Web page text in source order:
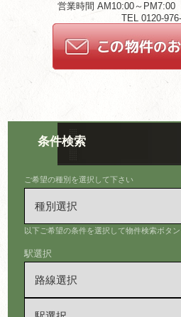
条件検索
ご希望の種別を選択して下さい
以下ご希望の条件を選択して物件検索ボタ
駅選択
営業時間 AM10:00～
TEL 0120-